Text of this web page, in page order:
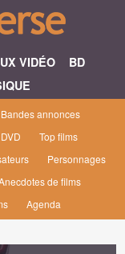
VIDÉO
BD
Bandes annonces
Top films
Personnages
de films
Agenda